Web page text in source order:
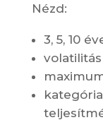
Nézd:
3, 5, 10
volatilitás